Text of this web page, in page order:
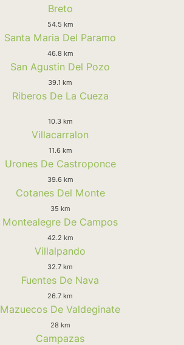
Breto
54.5 km
Santa Maria Del Paramo
46.8 km
San Agustin Del Pozo
39.1 km
Riberos De La Cueza
10.3 km
Villacarralon
11.6 km
Urones De Castroponce
39.6 km
Cotanes Del Monte
35 km
Montealegre De Campos
42.2 km
Villalpando
32.7 km
Fuentes De Nava
26.7 km
Mazuecos De Valdeginate
28 km
Campazas